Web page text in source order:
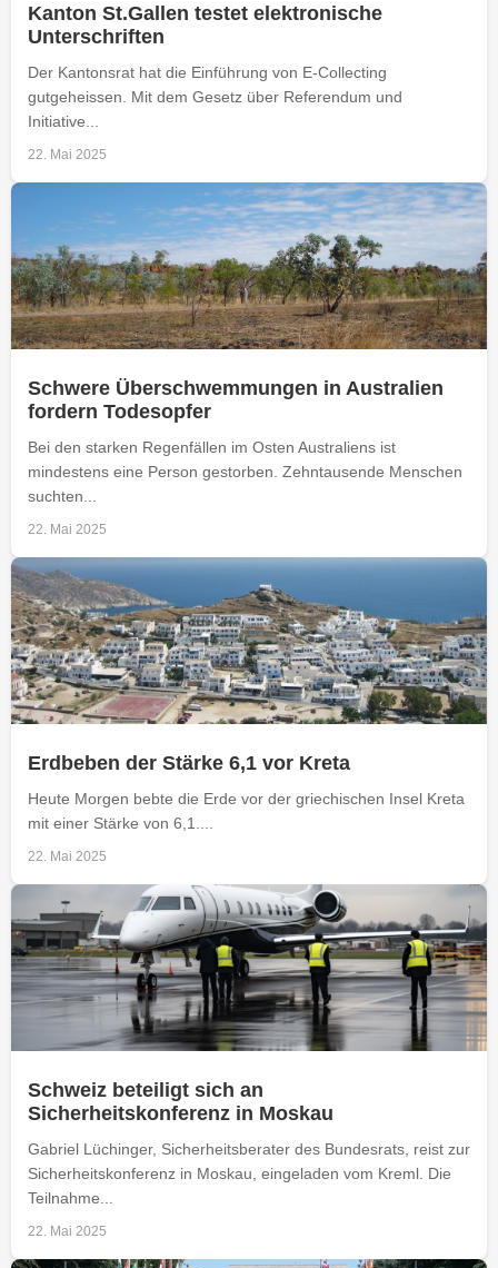
Kanton St.Gallen testet elektronische
Unterschriften
Der Kantonsrat hat die Einführung von E-Collecting
gutgeheissen. Mit dem Gesetz über Referendum und
Initiative...
22. Mai 2025
Schwere Überschwemmungen in Australien
fordern Todesopfer
Bei den starken Regenfällen im Osten Australiens ist
mindestens eine Person gestorben. Zehntausende Menschen
suchten...
22. Mai 2025
Erdbeben der Stärke 6,1 vor Kreta
Heute Morgen bebte die Erde vor der griechischen Insel Kreta
mit einer Stärke von 6,1....
22. Mai 2025
Schweiz beteiligt sich an
Sicherheitskonferenz in Moskau
Gabriel Lüchinger, Sicherheitsberater des Bundesrats, reist zur
Sicherheitskonferenz in Moskau, eingeladen vom Kreml. Die
Teilnahme...
22. Mai 2025